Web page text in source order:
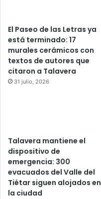
El Paseo de las Letras ya
está terminado: 17
murales cerámicos con
textos de autores que
citaron a Talavera
31 julio, 2026
Talavera mantiene el
dispositivo de
emergencia: 300
evacuados del Valle del
Tiétar siguen alojados en
la ciudad